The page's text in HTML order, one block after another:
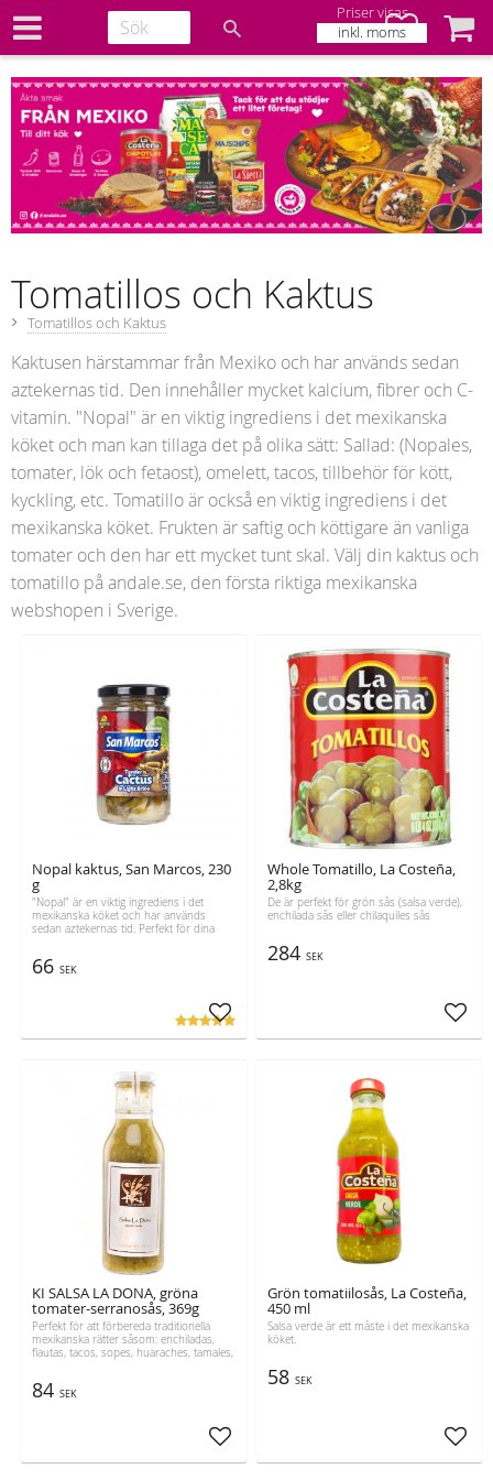
Priser visas
inkl. moms Favoriter
Tomatillos och Kaktus
Tomatillos och Kaktus
Kaktusen härstammar från Mexiko och har används sedan
aztekernas tid. Den innehåller mycket kalcium, fibrer och C-
vitamin. "Nopal" är en viktig ingrediens i det mexikanska
köket och man kan tillaga det på olika sätt: Sallad: (Nopales,
tomater, lök och fetaost), omelett, tacos, tillbehör för kött,
kyckling, etc. Tomatillo är också en viktig ingrediens i det
mexikanska köket. Frukten är saftig och köttigare än vanliga
tomater och den har ett mycket tunt skal. Välj din kaktus och
tomatillo på andale.se, den första riktiga mexikanska
webshopen i Sverige.
Nopal kaktus, San Marcos, 230
g
"Nopal" är en viktig ingrediens i det
mexikanska köket och har används
sedan aztekernas tid. Perfekt för dina
66 SEK
Lägg till i favoriter
Whole Tomatillo, La Costeña,
2,8kg
De är perfekt för grön sås (salsa verde),
enchilada sås eller chilaquiles sås
284 SEK
KI SALSA LA DONA, gröna
tomater-serranosås, 369g
Perfekt för att förbereda traditionella
mexikanska rätter såsom: enchiladas,
flautas, tacos, sopes, huaraches, tamales,
84 SEK
Lägg till i favoriter
Grön tomatiilosås, La Costeña,
450 ml
Salsa verde är ett måste i det mexikanska
köket.
58 SEK